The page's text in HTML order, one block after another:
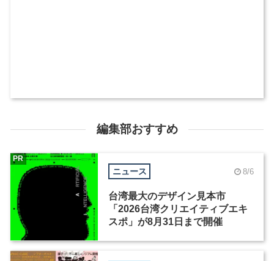
編集部おすすめ
ニュース 8/6
台湾最大のデザイン見本市
「2026台湾クリエイティブエキ
スポ」が8月31日まで開催
PR